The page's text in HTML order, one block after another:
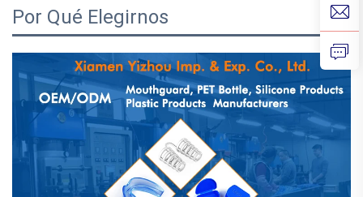
Por Qué Elegirnos